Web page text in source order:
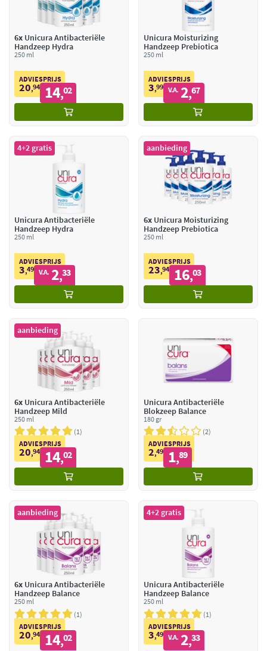
6x Unicura Antibacteriële
Handzeep Hydra
250 ml
ADVIESPRIJS
20,94 14,02
Unicura Moisturizing
Handzeep Prebiotica
250 ml
ADVIESPRIJS
3,99 V.A. 2,67
4+2 gratis
Unicura Antibacteriële
Handzeep Hydra
250 ml
ADVIESPRIJS
3,49 V.A. 2,33
aanbieding
6xUnicura Moisturizing
Handzeep Prebiotica
250 ml
ADVIESPRIJS
23,94 16,03
aanbieding
6x Unicura Antibacteriële
Handzeep Mild
250 ml
1
ADVIESPRIJS
20,94 14,02
Unicura Antibacteriële
Blokzeep Balance
180 gr
2
ADVIESPRIJS
2,49 1,89
aanbieding
6x Unicura Antibacteriële
Handzeep Balance
250 ml
1
ADVIESPRIJS
20,94 14,02
4+2 gratis
Unicura Antibacteriële
Handzeep Balance
250 ml
1
ADVIESPRIJS
3,49 V.A. 2,33